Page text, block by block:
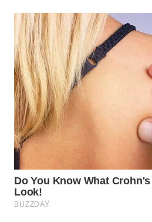
WN
TAPANULI
UTARA
WN
SAMOSIR
WN
PADANG
LAWAS
WN
SUMEDANG